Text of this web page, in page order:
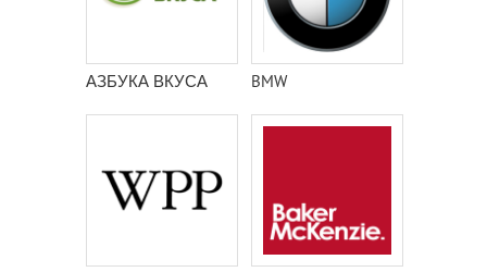
АЗБУКА ВКУСА BMW